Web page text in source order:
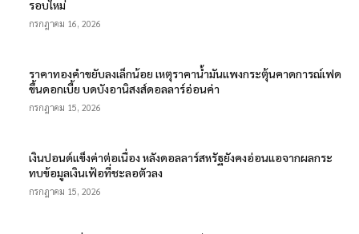
รอบใหม่
กรกฎาคม 16, 2026
ราคาทองคำขยับลงเล็กน้อย เหตุราคาน้ำมันแพงกระตุ้นคาดการณ์เฟด
ขึ้นดอกเบี้ย บดบังอานิสงส์ดอลลาร์อ่อนค่า
กรกฎาคม 15, 2026
เงินปอนด์แข็งค่าต่อเนื่อง หลังดอลลาร์สหรัฐยังคงอ่อนแอจากผลกระ
ทบข้อมูลเงินเฟ้อที่ชะลอตัวลง
กรกฎาคม 15, 2026